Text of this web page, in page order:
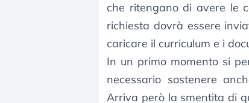
che ritengano di avere le
richiesta dovrà essere
caricare il curriculum e i
In un primo momento si
necessario sostenere
Arriva però la smentita di